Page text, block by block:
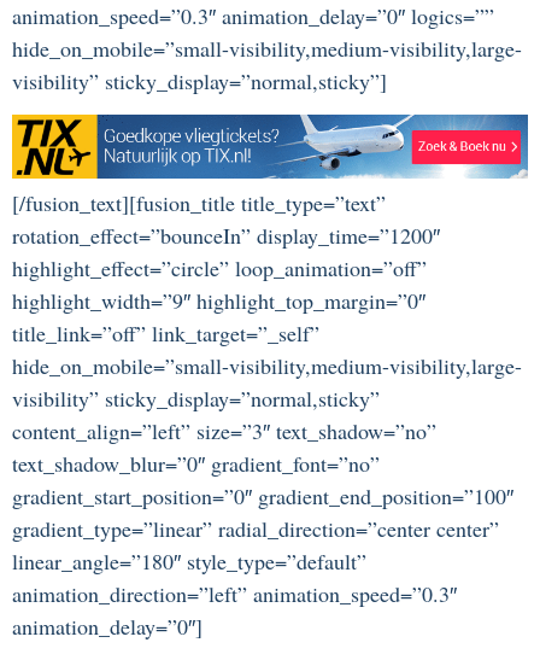
animation_speed=”0.3″ animation_delay=”0″ logics=””
hide_on_mobile=”small-visibility,medium-visibility,large-
visibility” sticky_display=”normal,sticky”]
[/fusion_text][fusion_title title_type=”text”
rotation_effect=”bounceIn” display_time=”1200″
highlight_effect=”circle” loop_animation=”off”
highlight_width=”9″ highlight_top_margin=”0″
title_link=”off” link_target=”_self”
hide_on_mobile=”small-visibility,medium-visibility,large-
visibility” sticky_display=”normal,sticky”
content_align=”left” size=”3″ text_shadow=”no”
text_shadow_blur=”0″ gradient_font=”no”
gradient_start_position=”0″ gradient_end_position=”100″
gradient_type=”linear” radial_direction=”center center”
linear_angle=”180″ style_type=”default”
animation_direction=”left” animation_speed=”0.3″
animation_delay=”0″]